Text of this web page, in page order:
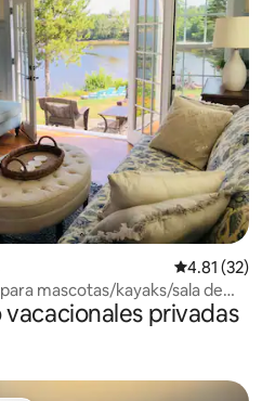
Calificación
4.81 (32)
mascotas/kayaks/sala de
privadas